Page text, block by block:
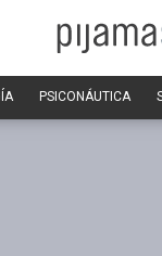
PSICONÁUTICA